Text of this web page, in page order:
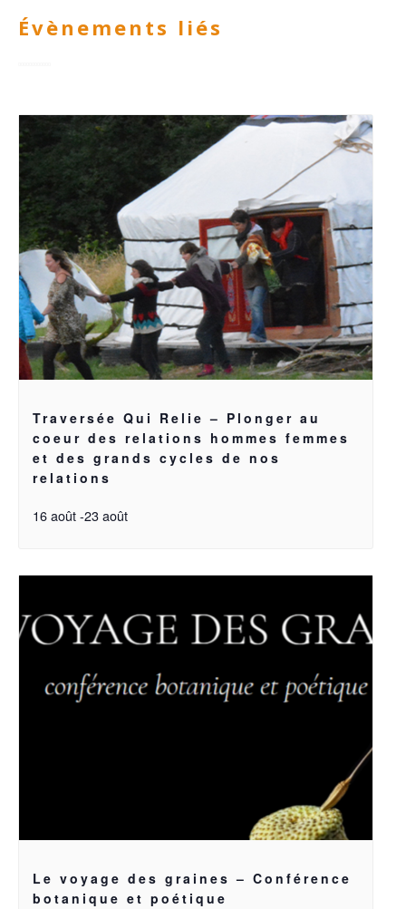
Évènements liés
Traversée Qui Relie – Plonger au
coeur des relations hommes femmes
et des grands cycles de nos
relations
16 août-23 août
Le voyage des graines – Conférence
botanique et poétique